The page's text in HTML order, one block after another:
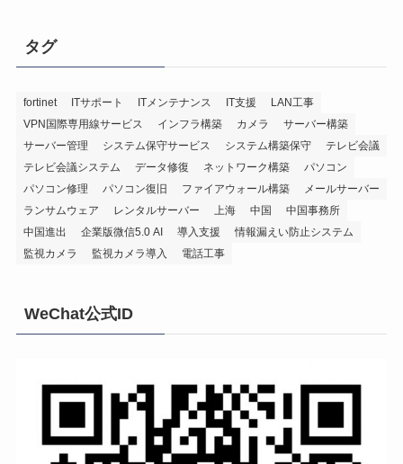
タグ
fortinet ITサポート ITメンテナンス IT支援
LAN工事
VPN国際専用線サービス
インフラ構築 カメラ
サーバー構築
サーバー管理
システム保守サービス システム構築保守
テレビ会議
テレビ会議システム
データ修復 ネットワーク構築
パソコン
パソコン修理
パソコン復旧 ファイアウォール構築
メールサーバー
ランサムウェア
レンタルサーバー 上海 中国
中国事務所
中国進出
企業版微信5.0 AI 導入支援
情報漏えい防止システム
監視カメラ
監視カメラ導入 電話工事
WeChat公式ID